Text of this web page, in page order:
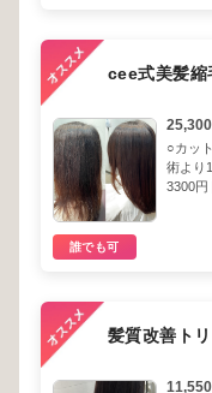
cee式美髪縮
○カッ
術より
3300円
誰でも可
髪質改善ト